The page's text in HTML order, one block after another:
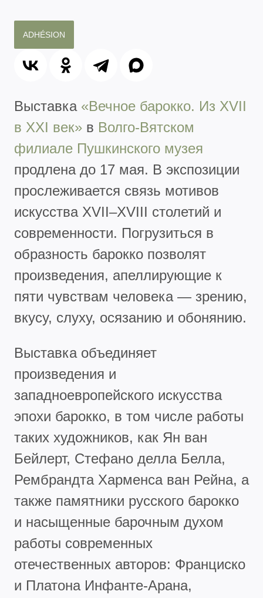
ADHÉSION
Выставка «Вечное барокко. Из XVII
в XXI век» в Волго-Вятском
филиале Пушкинского музея
продлена до 17 мая. В экспозиции
прослеживается связь мотивов
искусства XVII–XVIII столетий и
современности. Погрузиться в
образность барокко позволят
произведения, апеллирующие к
пяти чувствам человека — зрению,
вкусу, слуху, осязанию и обонянию.
Выставка объединяет
произведения и
западноевропейского искусства
эпохи барокко, в том числе работы
таких художников, как Ян ван
Бейлерт, Стефано делла Белла,
Рембрандта Харменса ван Рейна, а
также памятники русского барокко
и насыщенные барочным духом
работы современных
отечественных авторов: Франциско
и Платона Инфанте-Арана,